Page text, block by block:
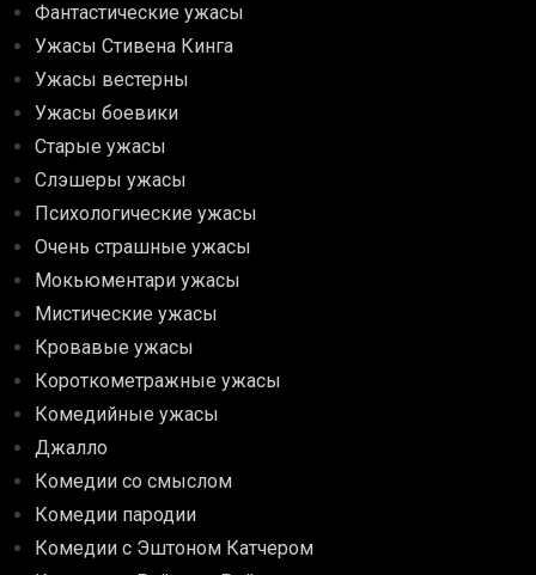
Фантастические ужасы
Ужасы Стивена Кинга
Ужасы вестерны
Ужасы боевики
Старые ужасы
Слэшеры ужасы
Психологические ужасы
Очень страшные ужасы
Мокьюментари ужасы
Мистические ужасы
Кровавые ужасы
Короткометражные ужасы
Комедийные ужасы
Джалло
Комедии со смыслом
Комедии пародии
Комедии с Эштоном Катчером